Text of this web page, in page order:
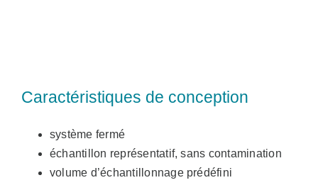
Caractéristiques de conception
système fermé
échantillon représentatif, sans contamination
volume d’échantillonnage prédéfini